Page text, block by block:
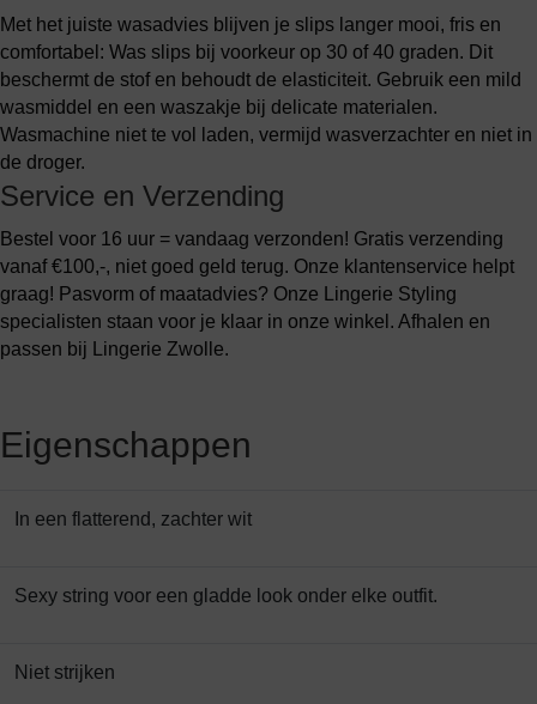
Met het juiste wasadvies blijven je slips langer mooi, fris en
comfortabel: Was slips bij voorkeur op 30 of 40 graden. Dit
beschermt de stof en behoudt de elasticiteit. Gebruik een mild
wasmiddel en een waszakje bij delicate materialen.
Wasmachine niet te vol laden, vermijd wasverzachter en niet in
de droger.
Service en Verzending
Bestel voor 16 uur = vandaag verzonden! Gratis verzending
vanaf €100,-, niet goed geld terug. Onze klantenservice helpt
graag! Pasvorm of maatadvies? Onze Lingerie Styling
specialisten staan voor je klaar in onze winkel. Afhalen en
passen bij Lingerie Zwolle.
Eigenschappen
In een flatterend, zachter wit
Sexy string voor een gladde look onder elke outfit.
Niet strijken